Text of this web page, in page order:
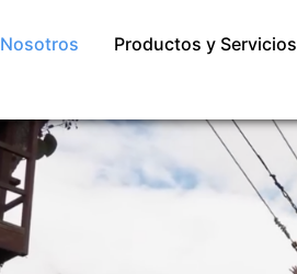
Nosotros Productos y Servicios